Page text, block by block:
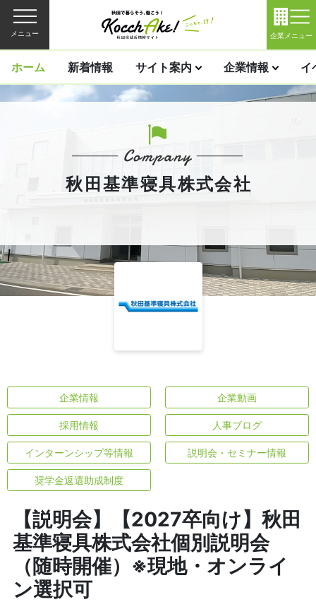
メニュー 企業メニュー
ホーム 新着情報 サイト案内 企業情報 イ
秋田基準寝具株式会社
企業情報 企業動画
採用情報 人事ブログ
インターンシップ等情報 説明会・セミナー情報
奨学金返還助成制度
【説明会】【2027卒向け】秋田
基準寝具株式会社個別説明会
（随時開催）※現地・オンライ
ン選択可